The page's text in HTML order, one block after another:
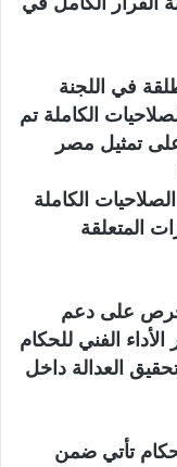
في اللجنة
الكاملة تم
تمثيل مصر
الكاملة
المتعلقة
على دعم
الفني للحكام
العدالة داخل
تأتي ضمن